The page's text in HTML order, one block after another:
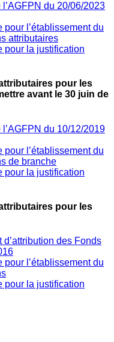
du 20/06/2023
pour l’établissement du
attributaires
pour la justification
pour les
avant le 30 juin de
du 10/12/2019
pour l’établissement du
de branche
pour la justification
pour les
des Fonds
pour l’établissement du
pour la justification